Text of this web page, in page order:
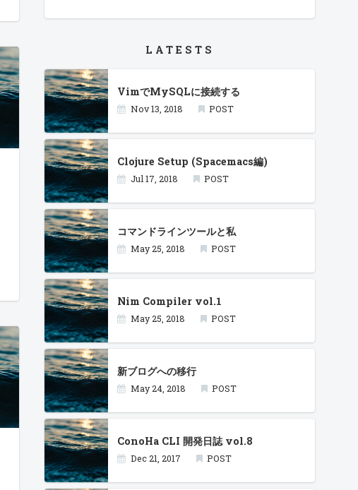
LATESTS
VimでMySQLに接続する
Nov 13, 2018 POST
Clojure Setup (Spacemacs編)
Jul 17, 2018 POST
コマンドラインツールと私
May 25, 2018 POST
Nim Compiler vol.1
May 25, 2018 POST
新ブログへの移行
May 24, 2018 POST
ConoHa CLI 開発日誌 vol.8
Dec 21, 2017 POST